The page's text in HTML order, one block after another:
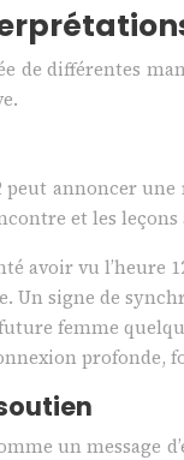
de différentes
annoncer
et les leçons
avoir vu l’heure
Un signe de
femme
profonde,
un message